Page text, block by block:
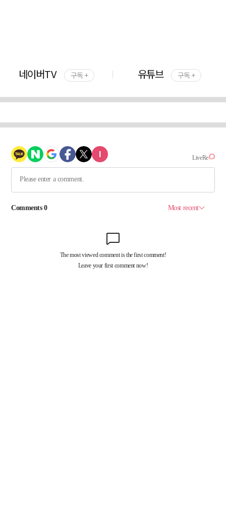
네이버TV 구독 + 유튜브 구독 +